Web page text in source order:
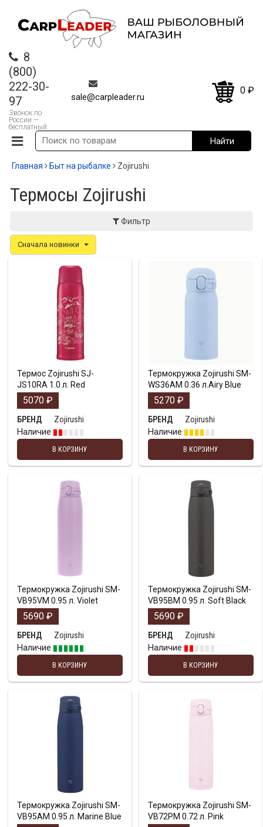
8
(800)
222-30-
97
Звонок по
России —
бесплатный
sale@carpleader.ru
0 ₽
Главная Быт на рыбалке Zojirushi
Термосы Zojirushi
Фильтр
Сначала новинки
Термос Zojirushi SJ-
JS10RA 1.0 л. Red
5070 ₽
БРЕНД
Zojirushi
Наличие
В КОРЗИНУ
Термокружка Zojirushi SM-
WS36AM 0.36 л.Airy Blue
5270 ₽
БРЕНД
Zojirushi
Наличие
В КОРЗИНУ
Термокружка Zojirushi SM-
VB95VM 0.95 л. Violet
5690 ₽
БРЕНД
Zojirushi
Наличие
В КОРЗИНУ
Термокружка Zojirushi SM-
VB95BM 0.95 л. Soft Black
5690 ₽
БРЕНД
Zojirushi
Наличие
В КОРЗИНУ
Термокружка Zojirushi SM-
VB95AM 0.95 л. Marine Blue
Термокружка Zojirushi SM-
VB72PM 0.72 л. Pink